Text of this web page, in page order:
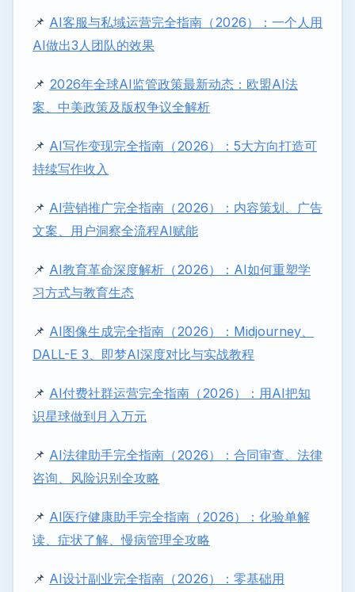
📌 AI客服与私域运营完全指南（2026）：一个人用
AI做出3人团队的效果
📌 2026年全球AI监管政策最新动态：欧盟AI法
案、中美政策及版权争议全解析
📌 AI写作变现完全指南（2026）：5大方向打造可
持续写作收入
📌 AI营销推广完全指南（2026）：内容策划、广告
文案、用户洞察全流程AI赋能
📌 AI教育革命深度解析（2026）：AI如何重塑学
习方式与教育生态
📌 AI图像生成完全指南（2026）：Midjourney、
DALL-E 3、即梦AI深度对比与实战教程
📌 AI付费社群运营完全指南（2026）：用AI把知
识星球做到月入万元
📌 AI法律助手完全指南（2026）：合同审查、法律
咨询、风险识别全攻略
📌 AI医疗健康助手完全指南（2026）：化验单解
读、症状了解、慢病管理全攻略
📌 AI设计副业完全指南（2026）：零基础用